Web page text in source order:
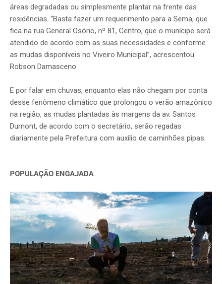
áreas degradadas ou simplesmente plantar na frente das
residências. “Basta fazer um requerimento para a Sema, que
fica na rua General Osório, nº 81, Centro, que o munícipe será
atendido de acordo com as suas necessidades e conforme
as mudas disponíveis no Viveiro Municipal”, acrescentou
Robson Damasceno.
E por falar em chuvas, enquanto elas não chegam por conta
desse fenômeno climático que prolongou o verão amazônico
na região, as mudas plantadas às margens da av. Santos
Dumont, de acordo com o secretário, serão regadas
diariamente pela Prefeitura com auxílio de caminhões pipas.
POPULAÇÃO ENGAJADA